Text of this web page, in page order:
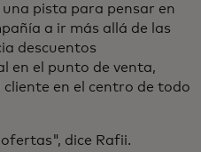
pista para pensar en
a ir más allá de las
descuentos
en el punto de venta,
en el centro de todo
dice Rafii.